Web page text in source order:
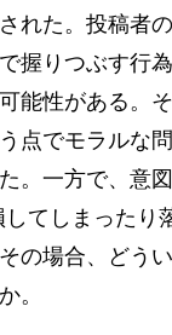
れた。投稿者
握りつぶす行
能性がある。
点でモラルな
。一方で、意
してしまったり
の場合、どう
。